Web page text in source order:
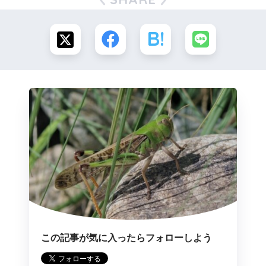
この記事が気に入ったらフォローしよう